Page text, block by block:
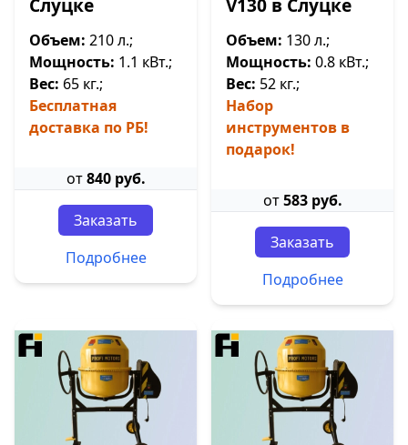
Слуцке
Объем: 210 л.;
Мощность: 1.1 кВт.;
Вес: 65 кг.;
Бесплатная
доставка по РБ!
от840 руб.
Заказать
Подробнее
V130 в Слуцке
Объем: 130 л.;
Мощность: 0.8 кВт.;
Вес: 52 кг.;
Набор
инструментов в
подарок!
от583 руб.
Заказать
Подробнее